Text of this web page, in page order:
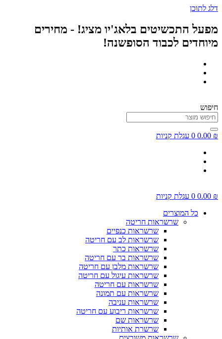
דלג לתוכן
מפעל התכשיטים בלאג'יו מציג! - מחירים
מיוחדים לכבוד הסופשנה!
חיפוש
0.00 ₪
0 עגלת קניות
0.00 ₪
0 עגלת קניות
כל המוצרים
שרשראות חריטה
שרשראות כנפיים
שרשראות לב עם חריטה
שרשראות כתר
שרשראות בר עם חריטה
שרשראות מלבן עם חריטה
שרשראות עיגול עם חריטה
שרשראות עם חריטה
שרשראות עם תמונה
שרשראות עניבה
שרשראות ריבוע עם חריטה
שרשראות שם
שרשרת אותיות